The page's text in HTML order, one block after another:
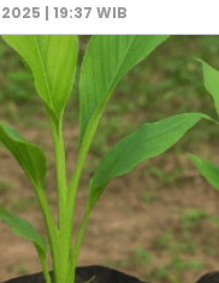
| 19:37 WIB